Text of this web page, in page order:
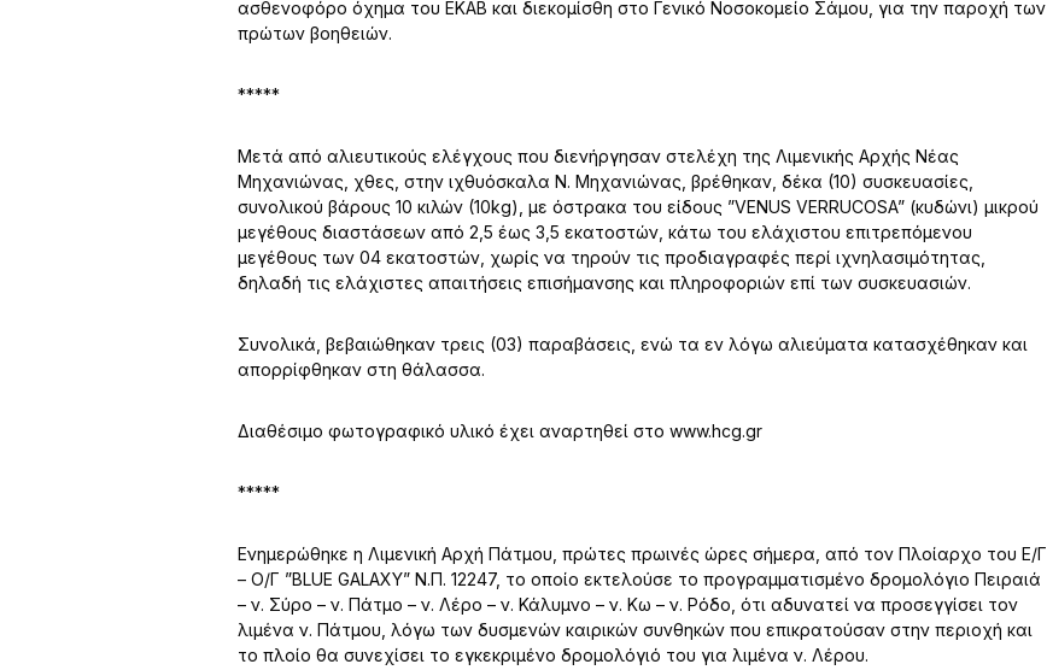
ασθενοφόρο όχημα του ΕΚΑΒ και διεκομίσθη στο Γενικό Νοσοκομείο Σάμου, για την παροχή των
πρώτων βοηθειών.
*****
Μετά από αλιευτικούς ελέγχους που διενήργησαν στελέχη της Λιμενικής Αρχής Νέας
Μηχανιώνας, χθες, στην ιχθυόσκαλα Ν. Μηχανιώνας, βρέθηκαν, δέκα (10) συσκευασίες,
συνολικού βάρους 10 κιλών (10kg), με όστρακα του είδους ”VENUS VERRUCOSA” (κυδώνι) μικρού
μεγέθους διαστάσεων από 2,5 έως 3,5 εκατοστών, κάτω του ελάχιστου επιτρεπόμενου
μεγέθους των 04 εκατοστών, χωρίς να τηρούν τις προδιαγραφές περί ιχνηλασιμότητας,
δηλαδή τις ελάχιστες απαιτήσεις επισήμανσης και πληροφοριών επί των συσκευασιών.
Συνολικά, βεβαιώθηκαν τρεις (03) παραβάσεις, ενώ τα εν λόγω αλιεύματα κατασχέθηκαν και
απορρίφθηκαν στη θάλασσα.
Διαθέσιμο φωτογραφικό υλικό έχει αναρτηθεί στο www.hcg.gr
*****
Ενημερώθηκε η Λιμενική Αρχή Πάτμου, πρώτες πρωινές ώρες σήμερα, από τον Πλοίαρχο του Ε/Γ
– Ο/Γ ”BLUE GALAXY” Ν.Π. 12247, το οποίο εκτελούσε το προγραμματισμένο δρομολόγιο Πειραιά
– ν. Σύρο – ν. Πάτμο – ν. Λέρο – ν. Κάλυμνο – ν. Κω – ν. Ρόδο, ότι αδυνατεί να προσεγγίσει τον
λιμένα ν. Πάτμου, λόγω των δυσμενών καιρικών συνθηκών που επικρατούσαν στην περιοχή και
το πλοίο θα συνεχίσει το εγκεκριμένο δρομολόγιό του για λιμένα ν. Λέρου.